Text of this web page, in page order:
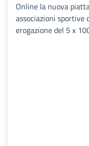
Online la nuova
associazioni
erogazione del 5 x